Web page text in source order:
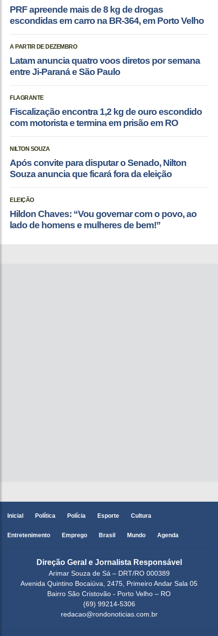
PRF apreende mais de 8 kg de drogas
escondidas em carro na BR-364, em Porto Velho
A PARTIR DE DEZEMBRO
Latam anuncia quatro voos diretos por semana
entre Ji-Paraná e São Paulo
FLAGRANTE
Fiscalização encontra 1,2 kg de ouro escondido
com motorista e termina em prisão em RO
NILTON SOUZA
Após convite para disputar o Senado, Nilton
Souza anuncia que ficará fora da eleição
ELEIÇÃO
Hildon Chaves: “Vou governar com o povo, ao
lado de homens e mulheres de bem!”
Inicial Política Polícia Esporte Cultura
Entretenimento Emprego Brasil Mundo Agenda
Direção Geral e Jornalista Responsável
Arimar Souza de Sá – DRT/RO 000389
Avenida Quintino Bocaiúva, 2475, Primeiro Andar Sala 05
Bairro São Cristovão - Porto Velho – RO
(69) 99214-5306
redacao@rondonoticias.com.br